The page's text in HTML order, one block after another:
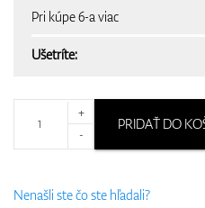
Pri kúpe 6-a viac
Ušetríte:
+
-
PRIDAŤ DO
Nenašli ste čo ste hľadali?